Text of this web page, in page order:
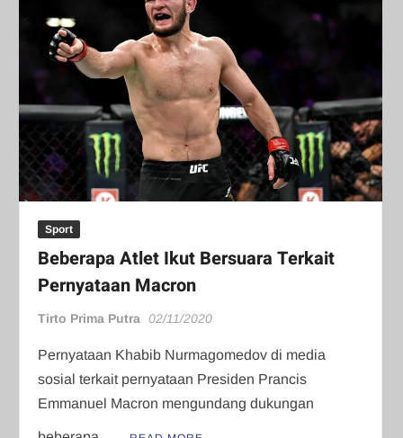
Sport
Beberapa Atlet Ikut Bersuara Terkait
Pernyataan Macron
Tirto Prima Putra 02/11/2020
Pernyataan Khabib Nurmagomedov di media
sosial terkait pernyataan Presiden Prancis
Emmanuel Macron mengundang dukungan